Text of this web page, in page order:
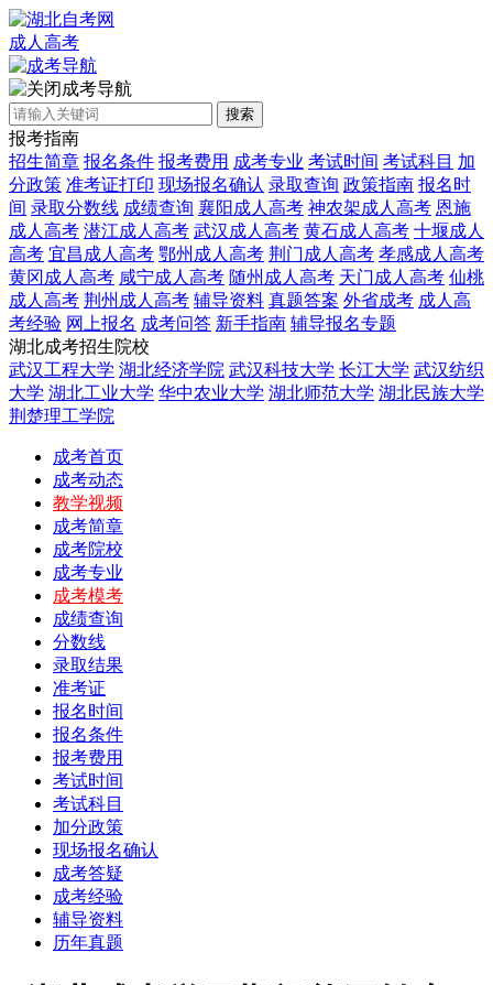
成人高考
成考导航
搜索
报考指南
招生简章 报名条件 报考费用 成考专业 考试时间 考试科目 加
分政策 准考证打印 现场报名确认 录取查询 政策指南 报名时
间 录取分数线 成绩查询 襄阳成人高考 神农架成人高考 恩施
成人高考 潜江成人高考 武汉成人高考 黄石成人高考 十堰成人
高考 宜昌成人高考 鄂州成人高考 荆门成人高考 孝感成人高考
黄冈成人高考 咸宁成人高考 随州成人高考 天门成人高考 仙桃
成人高考 荆州成人高考 辅导资料 真题答案 外省成考 成人高
考经验 网上报名 成考问答 新手指南 辅导报名专题
湖北成考招生院校
武汉工程大学 湖北经济学院 武汉科技大学 长江大学 武汉纺织
大学 湖北工业大学 华中农业大学 湖北师范大学 湖北民族大学
荆楚理工学院
成考首页
成考动态
教学视频
成考简章
成考院校
成考专业
成考模考
成绩查询
分数线
录取结果
准考证
报名时间
报名条件
报考费用
考试时间
考试科目
加分政策
现场报名确认
成考答疑
成考经验
辅导资料
历年真题